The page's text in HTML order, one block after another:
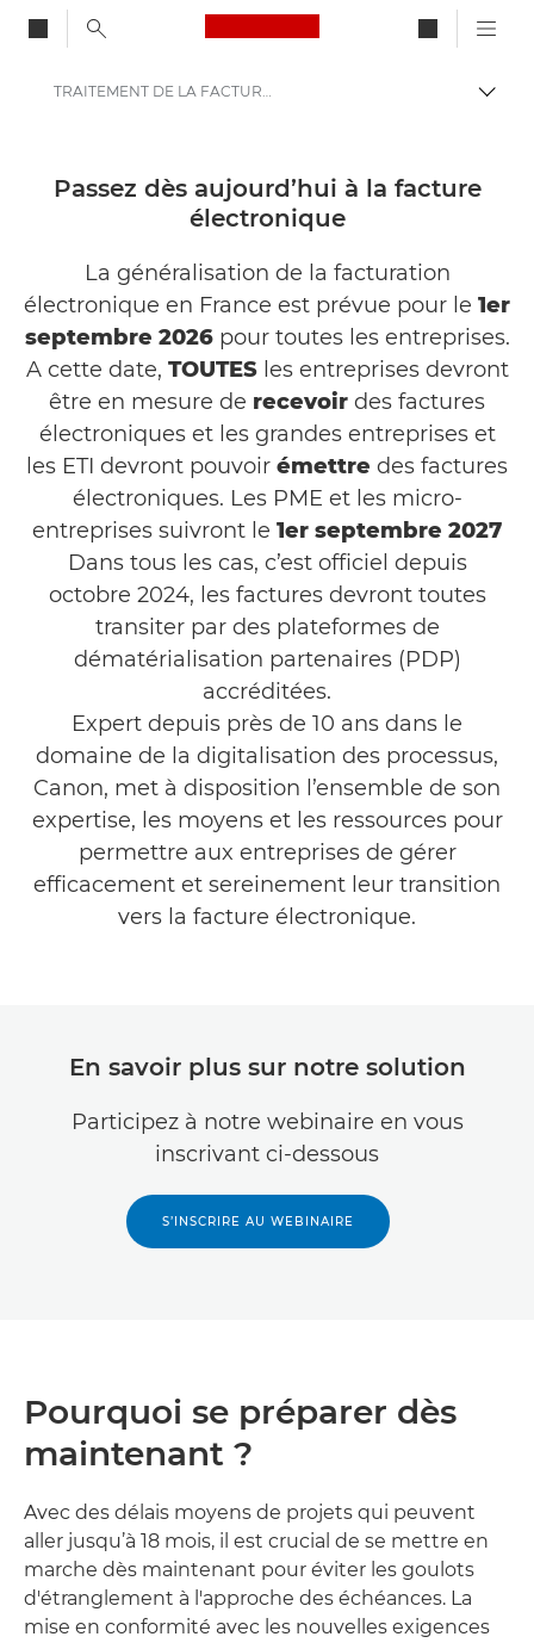
Canon Logo, back to
Solutions et services
Solutions Fac similé
TRAITEMENT DE LA FACTURE FOURNISSEUR
Passez dès aujourd’hui à la facture
électronique
La généralisation de la facturation
électronique en France est prévue pour le 1er
septembre 2026pour toutes les entreprises.
A cette date, TOUTESles entreprises devront
être en mesure de recevoir des factures
électroniques et les grandes entreprises et
les ETI devront pouvoir émettre des factures
électroniques. Les PME et les micro-
entreprises suivront le 1er septembre 2027
Dans tous les cas, c’est officiel depuis
octobre 2024, les factures devront toutes
transiter par des plateformes de
dématérialisation partenaires (PDP)
accréditées.
Expert depuis près de 10 ans dans le
domaine de la digitalisation des processus,
Canon, met à disposition l’ensemble de son
expertise, les moyens et les ressources pour
permettre aux entreprises de gérer
efficacement et sereinement leur transition
vers la facture électronique.
En savoir plus sur notre solution
Participez à notre webinaire en vous
inscrivant ci-dessous
S’INSCRIRE AU WEBINAIRE
Pourquoi se préparer dès
maintenant ?
Avec des délais moyens de projets qui peuvent
aller jusqu’à 18 mois, il est crucial de se mettre en
marche dès maintenant pour éviter les goulots
d'étranglement à l'approche des échéances. La
mise en conformité avec les nouvelles exigences